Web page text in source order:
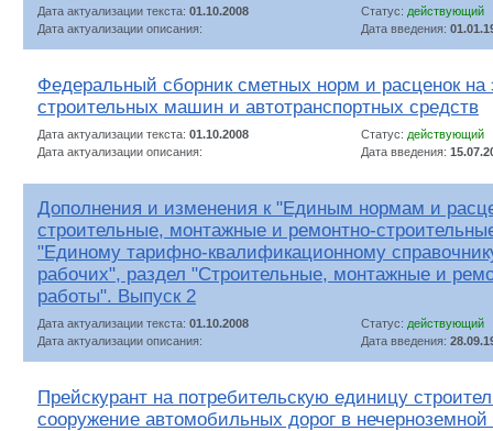
Дата актуализации текста: 01.10.2008 Статус: действующий
Дата актуализации описания:
Дата введения:
Федеральный сборник сметных норм и расценок на
строительных машин и автотранспортных средств
Дата актуализации текста: 01.10.2008 Статус: действующий
Дата актуализации описания:
Дата введения:
Дополнения и изменения к "Единым нормам и
строительные, монтажные и ремонтно-
"Единому тарифно-квалификационному
рабочих", раздел "Строительные, монтажные и
работы". Выпуск 2
Дата актуализации текста: 01.10.2008 Статус: действующий
Дата актуализации описания:
Дата введения:
Прейскурант на потребительскую единицу
сооружение автомобильных дорог в